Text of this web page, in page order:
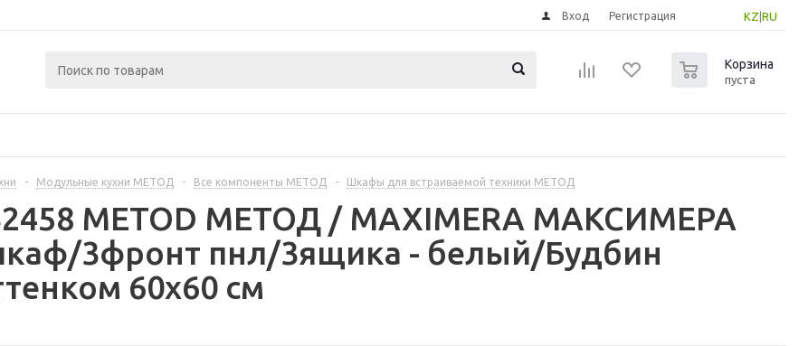
KZ RU
Вход Регистрация
Корзина
пуста
- Модульные кухни МЕТОД - Все компоненты МЕТОД - Шкафы для встраиваемой техники МЕТОД
METOD МЕТОД / MAXIMERA МАКСИМЕРА
3фронт пнл/3ящика - белый/Будбин
60x60 см